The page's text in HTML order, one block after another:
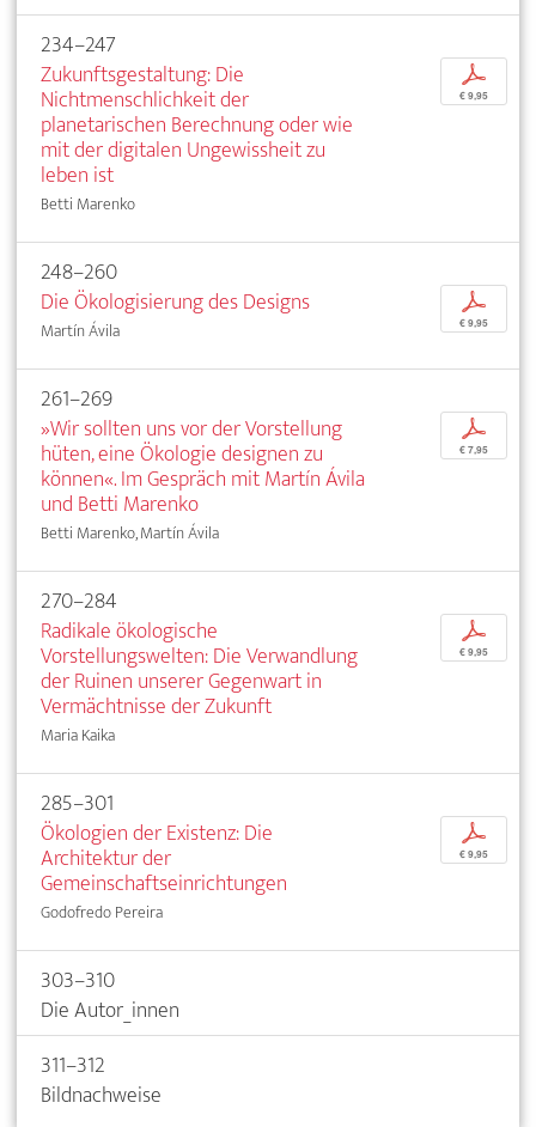
234–247
Zukunftsgestaltung: Die
Nichtmenschlichkeit der
planetarischen Berechnung oder wie
mit der digitalen Ungewissheit zu
leben ist
Betti Marenko
p
€ 9,95
248–260
Die Ökologisierung des Designs
Martín Ávila
p
€ 9,95
261–269
»Wir sollten uns vor der Vorstellung
hüten, eine Ökologie designen zu
können«. Im Gespräch mit Martín Ávila
und Betti Marenko
Betti Marenko, Martín Ávila
p
€ 7,95
270–284
Radikale ökologische
Vorstellungswelten: Die Verwandlung
der Ruinen unserer Gegenwart in
Vermächtnisse der Zukunft
Maria Kaika
p
€ 9,95
285–301
Ökologien der Existenz: Die
Architektur der
Gemeinschaftseinrichtungen
Godofredo Pereira
p
€ 9,95
303–310
Die Autor_innen
311–312
Bildnachweise